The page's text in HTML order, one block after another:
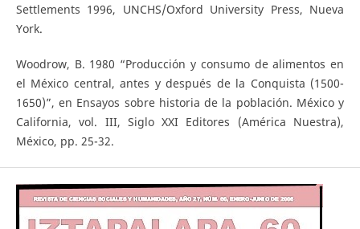
Settlements 1996, UNCHS/Oxford University Press, Nueva
York.
Woodrow, B. 1980 “Producción y consumo de alimentos en
el México central, antes y después de la Conquista (1500-
1650)”, en Ensayos sobre historia de la población. México y
California, vol. III, Siglo XXI Editores (América Nuestra),
México, pp. 25-32.